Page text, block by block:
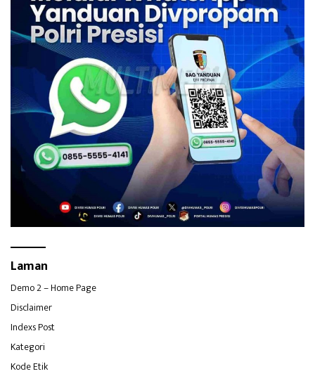
Laman
Demo 2 – Home Page
Disclaimer
Indexs Post
Kategori
Kode Etik